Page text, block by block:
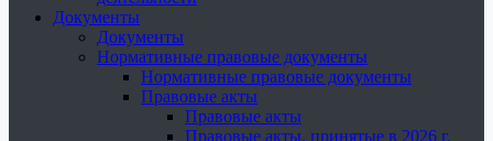
Документы
Документы
Нормативные правовые документы
Нормативные правовые документы
Правовые акты
Правовые акты
Правовые акты, принятые в 2026 г.